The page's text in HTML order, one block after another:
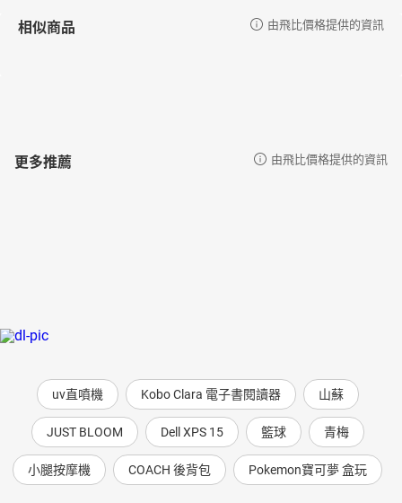
相似商品 由飛比價格提供的資訊
更多推薦 由飛比價格提供的資訊
uv直噴機 Kobo Clara 電子書閱讀器 山蘇
JUST BLOOM Dell XPS 15 籃球 青梅
小腿按摩機 COACH 後背包 Pokemon寶可夢 盒玩